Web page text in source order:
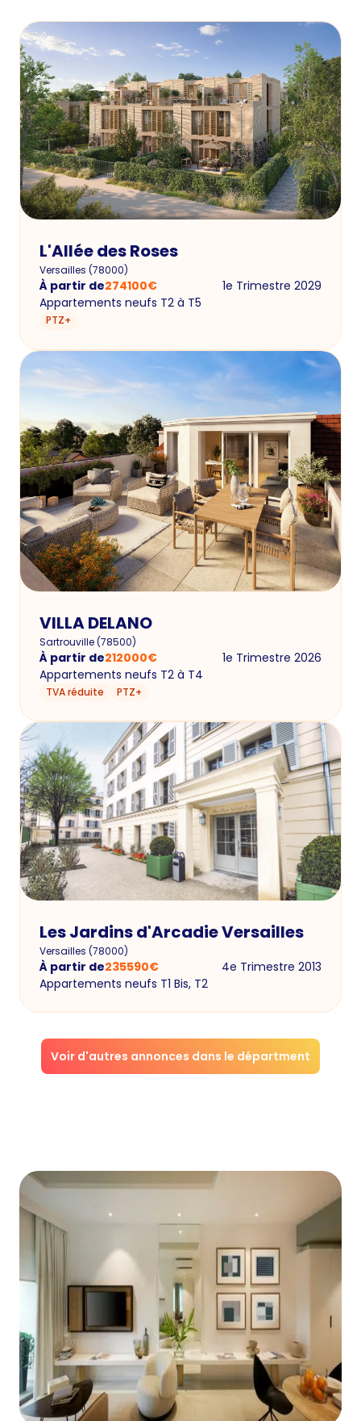
L'Allée des Roses
Versailles (78000)
À partir de274100€
1e Trimestre 2029
Appartements neufs T2 à T5
PTZ+
VILLA DELANO
Sartrouville(78500)
À partir de212000€
1e Trimestre 2026
Appartements neufs T2 à T4
TVA réduite PTZ+
Les Jardins d'Arcadie Versailles
Versailles (78000)
À partir de235590€
4e Trimestre 2013
Appartements neufs T1 Bis, T2
Voir d'autres annonces dans le départment